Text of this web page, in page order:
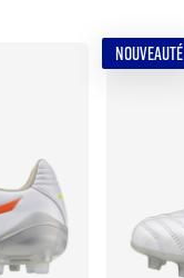
NOUVEAUTÉ